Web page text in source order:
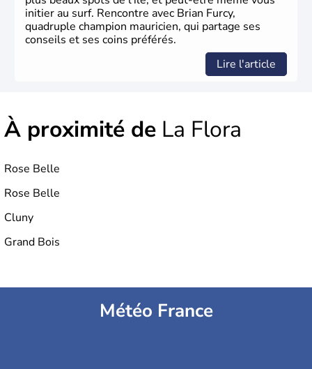
initier au surf. Rencontre avec Brian Furcy,
quadruple champion mauricien, qui partage ses
conseils et ses coins préférés.
Lire l'article
À proximité de La Flora
Rose Belle
Rose Belle
Cluny
Grand Bois
Météo France